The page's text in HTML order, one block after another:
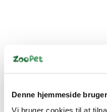
Denne hjemmeside
Vi bruger cookies til at
Bestsælgende